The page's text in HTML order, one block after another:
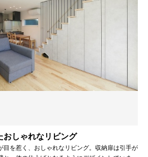
おしゃれなリビング
目を惹く、おしゃれなリビング。収納扉は引手が